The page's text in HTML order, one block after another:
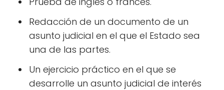
Redacción de un documento de un
asunto judicial en el que el Estado sea
una de las partes.
Un ejercicio práctico en el que se
desarrolle un asunto judicial de interés